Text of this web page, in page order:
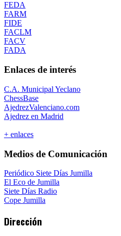
FEDA
FARM
FIDE
FACLM
FACV
FADA
Enlaces de interés
C.A. Municipal Yeclano
ChessBase
AjedrezValenciano.com
Ajedrez en Madrid
+ enlaces
Medios de Comunicación
Periódico Siete Días Jumilla
El Eco de Jumilla
Siete Días Radio
Cope Jumilla
Dirección